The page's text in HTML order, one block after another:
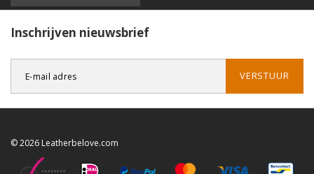
Inschrijven nieuwsbrief
VERSTUUR
© 2026 Leatherbelove.com